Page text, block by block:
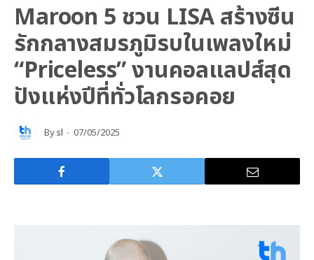
Maroon 5 ชวน LISA สร้างซีน
รักกลางสมรภูมิรบในเพลงใหม่
“Priceless” งานคอลแลปส์สุด
ปังแห่งปีที่ทั่วโลกรอคอย
Bysl 07/05/2025